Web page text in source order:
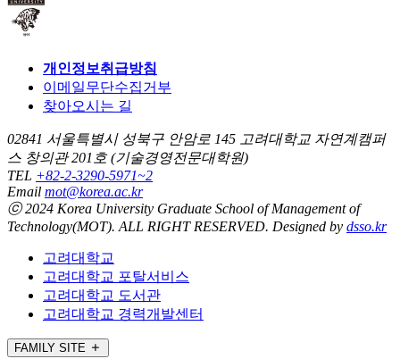
개인정보취급방침
이메일무단수집거부
찾아오시는 길
02841 서울특별시 성북구 안암로 145 고려대학교 자연계캠퍼
스 창의관 201호 (기술경영전문대학원)
TEL +82-2-3290-5971~2
Email mot@korea.ac.kr
ⓒ 2024 Korea University Graduate School ofManagement of
Technology(MOT). ALL RIGHT RESERVED. Designed by dsso.kr
고려대학교
고려대학교 포탈서비스
고려대학교 도서관
고려대학교 경력개발센터
FAMILY SITE